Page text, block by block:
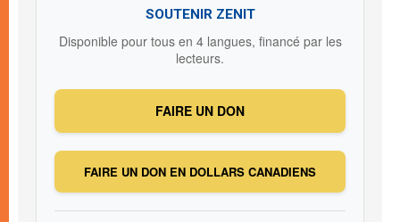
SOUTENIR ZENIT
Disponible pour tous en 4 langues, financé par les
lecteurs.
FAIRE UN DON
FAIRE UN DON EN DOLLARS CANADIENS